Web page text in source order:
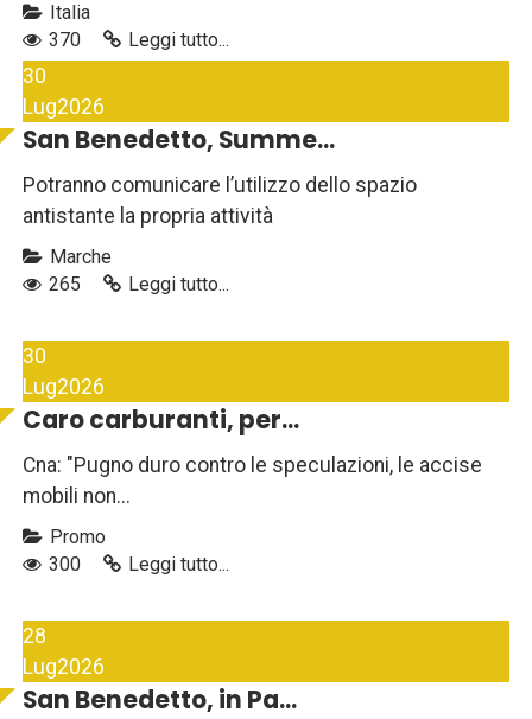
Italia
370
Leggi tutto...
30
Lug2026
San Benedetto, Summe...
Potranno comunicare l’utilizzo dello spazio
antistante la propria attività
Marche
265
Leggi tutto...
30
Lug2026
Caro carburanti, per...
Cna: "Pugno duro contro le speculazioni, le accise
mobili non...
Promo
300
Leggi tutto...
28
Lug2026
San Benedetto, in Pa...